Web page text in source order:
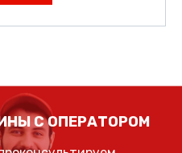
С ОПЕРАТОРОМ